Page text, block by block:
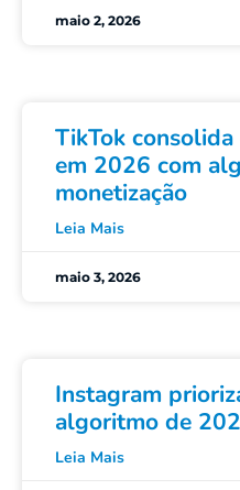
maio 2, 2026
TikTok
em 2026 com
monetização
Leia Mais
maio 3, 2026
Instagram
algoritmo de
Leia Mais